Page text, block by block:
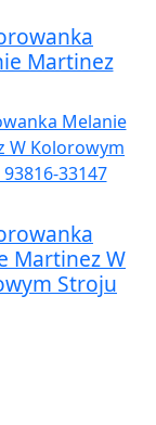
Martinez
Martinez W
Stroju